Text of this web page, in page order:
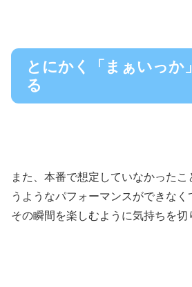
とにかく「まぁいっか
る
また、本番で想定していなかった
うようなパフォーマンスができな
その瞬間を楽しむように気持ちを切